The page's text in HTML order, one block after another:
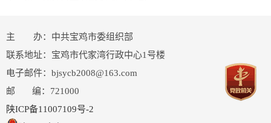
主 办：中共宝鸡市委组织部
联系地址：宝鸡市代家湾行政中心1号楼
电子邮件：bjsycb2008@163.com
邮 编：721000
陕ICP备11007109号-2